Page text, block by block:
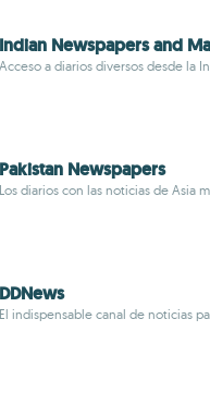
Indian Newspapers and
Acceso a diarios diversos desde la
Pakistan Newspapers
Los diarios con las noticias de Asia
DDNews
El indispensable canal de noticias